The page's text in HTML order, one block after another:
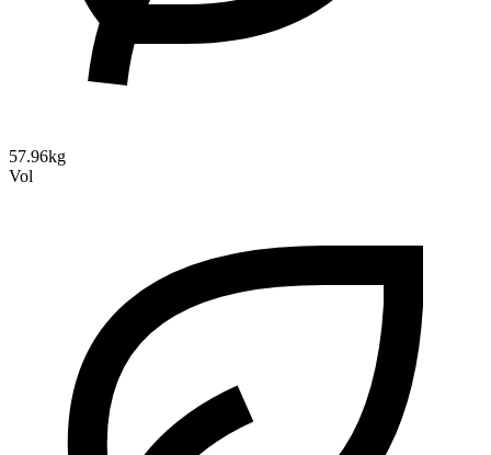
57.96kg
Vol